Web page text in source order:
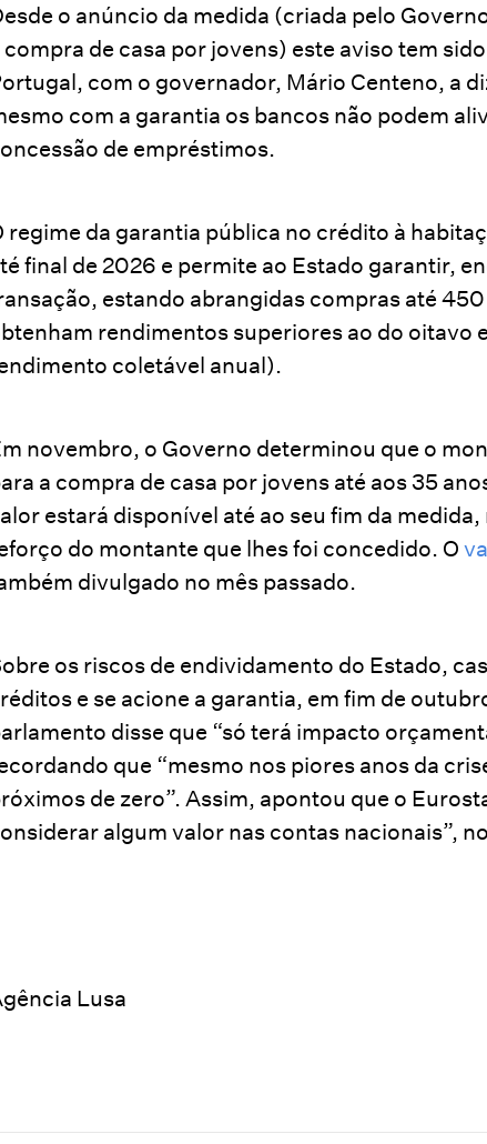
o anúncio da medida (criada pelo
compra de casa por jovens) este aviso tem
com o governador, Mário Centeno, a
com a garantia os bancos não podem
de empréstimos.
regime da garantia pública no crédito à
final de 2026 e permite ao Estado garantir,
estando abrangidas compras até
rendimentos superiores ao do oitavo
coletável anual).
novembro, o Governo determinou que o
a compra de casa por jovens até aos 35
estará disponível até ao seu fim da
do montante que lhes foi concedido. O
divulgado no mês passado.
os riscos de endividamento do Estado,
e se acione a garantia, em fim de
disse que “só terá impacto
que “mesmo nos piores anos da
de zero”. Assim, apontou que o
algum valor nas contas nacionais”,
Lusa